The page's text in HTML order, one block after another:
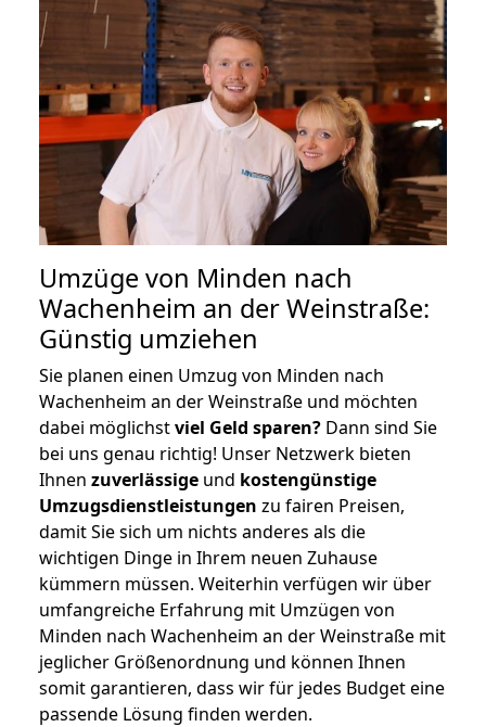
Umzüge von Minden nach
Wachenheim an der Weinstraße:
Günstig umziehen
Sie planen einen Umzug von Minden nach
Wachenheim an der Weinstraße und möchten
dabei möglichstviel Geld sparen? Dann sind Sie
bei uns genau richtig! Unser Netzwerk bieten
Ihnen zuverlässige und kostengünstige
Umzugsdienstleistungen zu fairen Preisen,
damit Sie sich um nichts anderes als die
wichtigen Dinge in Ihrem neuen Zuhause
kümmern müssen. Weiterhin verfügen wir über
umfangreiche Erfahrung mit Umzügen von
Minden nach Wachenheim an der Weinstraße mit
jeglicher Größenordnung und können Ihnen
somit garantieren, dass wir für jedes Budget eine
passende Lösung finden werden.